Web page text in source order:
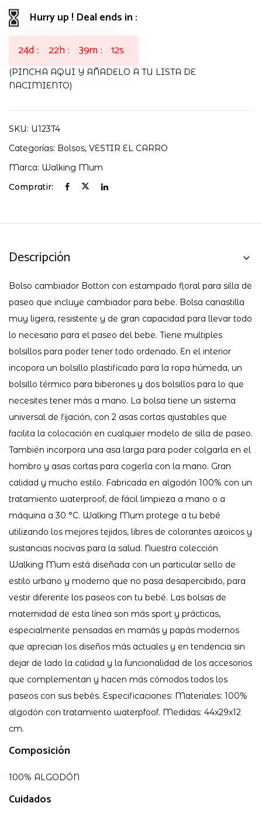
cantidad
Hurry up ! Deal ends in :
24d 22h 39m 10s
(PINCHA AQUI Y AÑADELO A TU LISTA DE
NACIMIENTO)
SKU: U123T4
Categorías: Bolsos, VESTIR EL CARRO
Marca: Walking Mum
Compratir:
Descripción
Bolso cambiador Botton con estampado floral para silla de
paseo que incluye cambiador para bebe. Bolsa canastilla
muy ligera, resistente y de gran capacidad para llevar todo
lo necesario para el paseo del bebe. Tiene multiples
bolsillos para poder tener todo ordenado. En el interior
incopora un bolsillo plastificado para la ropa húmeda, un
bolsillo térmico para biberones y dos bolsillos para lo que
necesites tener más a mano. La bolsa tiene un sistema
universal de fijación, con 2 asas cortas ajustables que
facilita la colocación en cualquier modelo de silla de paseo.
También incorpora una asa larga para poder colgarla en el
hombro y asas cortas para cogerla con la mano. Gran
calidad y mucho estilo. Fabricada en algodón 100% con un
tratamiento waterproof, de fácil limpieza a mano o a
máquina a 30 °C. Walking Mum protege a tu bebé
utilizando los mejores tejidos, libres de colorantes azoicos y
sustancias nocivas para la salud. Nuestra colección
Walking Mum está diseñada con un particular sello de
estilo urbano y moderno que no pasa desapercibido, para
vestir diferente los paseos con tu bebé. Las bolsas de
maternidad de esta línea son más sport y prácticas,
especialmente pensadas en mamás y papás modernos
que aprecian los diseños más actuales y en tendencia sin
dejar de lado la calidad y la funcionalidad de los accesorios
que complementan y hacen más cómodos todos los
paseos con sus bebés. Especificaciones: Materiales: 100%
algodón con tratamiento waterpfoof. Medidas: 44x29x12
cm.
Composición
100% ALGODÓN
Cuidados